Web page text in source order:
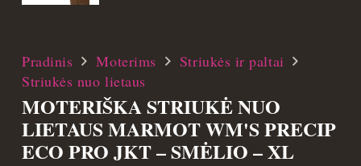
Pradinis Moterims
Striukės ir paltai
Striukės nuo lietaus
MOTERIŠKA STRIUKĖ NUO
LIETAUS MARMOT WM'S PRECIP
ECO PRO JKT – SMĖLIO – XL